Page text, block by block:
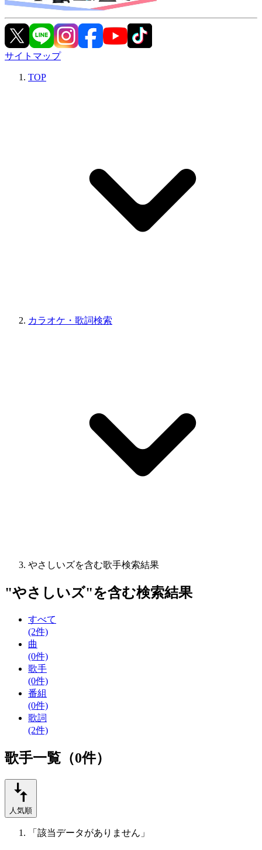
サイトマップ
TOP
カラオケ・歌詞検索
やさしいズを含む歌手検索結果
"やさしいズ"を含む検索結果
すべて
(2件)
曲
(0件)
歌手
(0件)
番組
(0件)
歌詞
(2件)
歌手一覧（0件）
人気順
「該当データがありません」